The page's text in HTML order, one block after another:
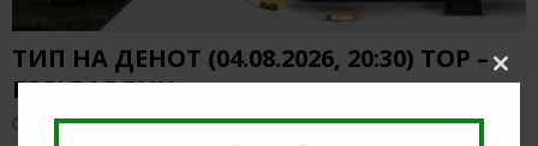
ТИП НА ДЕНОТ (04.08.2026, 20:30) ТОР –
БРЕЈДАБЛИК
август 4, 2026
Close